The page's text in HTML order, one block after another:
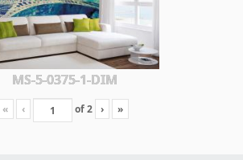
MS-5-0375-1-DIM
« ‹ of2 › »